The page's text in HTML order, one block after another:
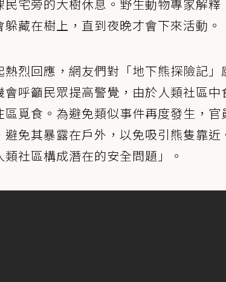
宅旁的大樹休息。野生動物專家解
藏在樹上，直到夜晚才會下來活動。
烈回應，網友們對「地下熊探險記
呼籲民眾提高警覺，由於人類社區
覓食。為避免類似事件再度發生，
免其暴露在戶外，以免吸引熊隻靠
社區構成潛在的安全問題」。